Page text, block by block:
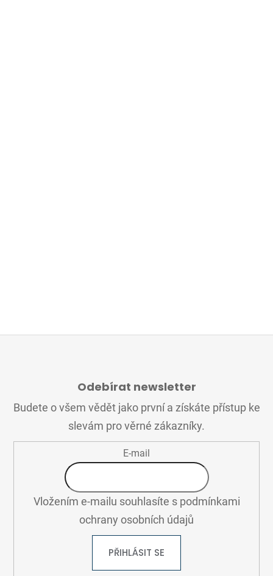
Odebírat newsletter
Budete o všem vědět jako první a získáte přístup ke
slevám pro věrné zákazníky.
E-mail
Vložením e-mailu souhlasíte s podmínkami
ochrany osobních údajů
PŘIHLÁSIT SE